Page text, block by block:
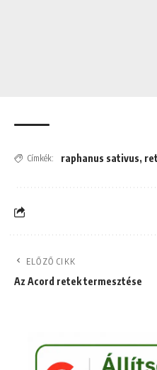
Címkék: raphanus sativus,
ELŐZŐ CIKK
Az Acord retek termesztése